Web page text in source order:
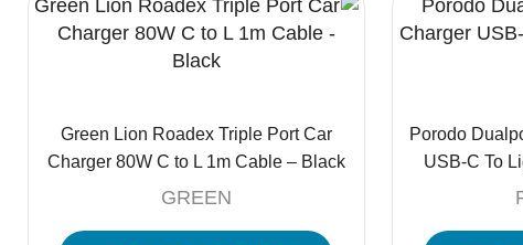
Porodo
USB-C To
Green Lion Roadex Triple Port Car
Charger 80W C to L 1m Cable – Black
GREEN